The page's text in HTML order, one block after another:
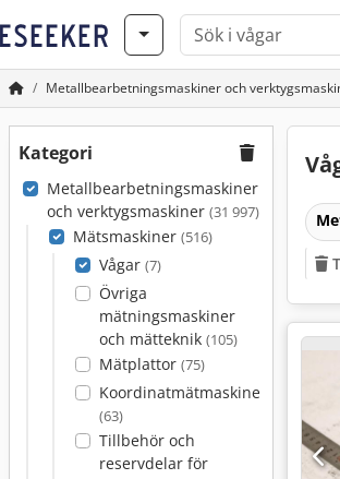
Metallbearbetningsmaskiner och
Kategori
Metallbearbetningsmaskiner
och verktygsmaskiner (31 997)
Mätsmaskiner (516)
Vågar (7)
Övriga
mätningsmaskiner
och mätteknik (105)
Mätplattor (75)
Koordinatmätmaskiner
(63)
Tillbehör och
reservdelar för